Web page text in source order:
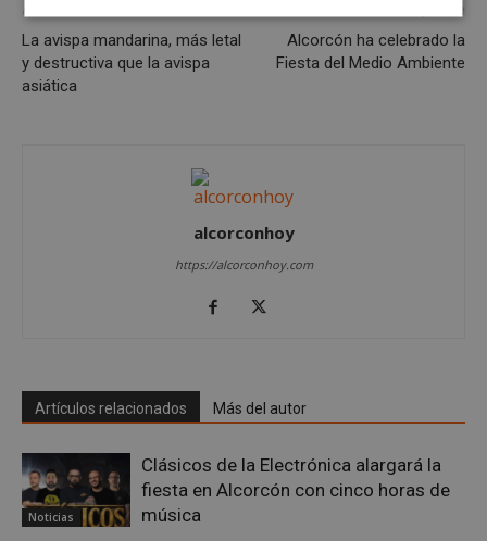
Artículo anterior
La avispa mandarina, más letal
y destructiva que la avispa
asiática
Artículo siguiente
Alcorcón ha celebrado la
Fiesta del Medio Ambiente
alcorconhoy
https://alcorconhoy.com
Artículos relacionados Más del autor
Noticias
Clásicos de la Electrónica alargará la
fiesta en Alcorcón con cinco horas de
música
Cookies
estrictamente
necesarias
Cookies de
rendimiento
Cookies no clasificadas
Cookies estrictamente necesarias
Cookies de rendimiento
Cookies de funcionalidad
Cookies no clasificadas